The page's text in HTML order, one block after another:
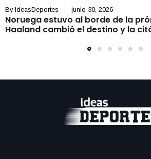
By IdeasDeportes junio 30, 2026
Noruega estuvo al borde de la
Haaland cambió el destino y la